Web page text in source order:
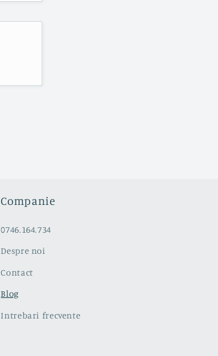
Companie
0746.164.734
Despre noi
Contact
Blog
Intrebari frecvente